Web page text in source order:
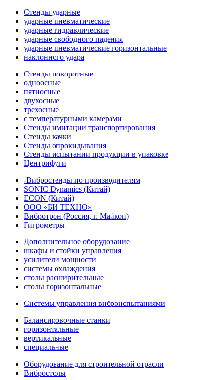
Стенды ударные
ударные пневматические
ударные гидравлические
ударные свободного падения
ударные пневматические горизонтальные
наклонного удара
Стенды поворотные
одноосные
пятиосные
двухосные
трехосные
с температурными камерами
Стенды имитации транспортирования
Стенды качки
Стенды опрокидывания
Стенды испытаний продукции в упаковке
Центрифуги
-Вибростенды по производителям
SONIC Dynamics (Китай)
ECON (Китай)
ООО «БИ ТЕХНО»
Вибротрон (Россия, г. Майкоп)
Гигрометры
Дополнительное оборудование
шкафы и стойки управления
усилители мощности
системы охлаждения
столы расширительные
столы горизонтальные
Системы управления виброиспытаниями
Балансировочные станки
горизонтальные
вертикальные
специальные
Оборудование для строительной отрасли
Вибростолы